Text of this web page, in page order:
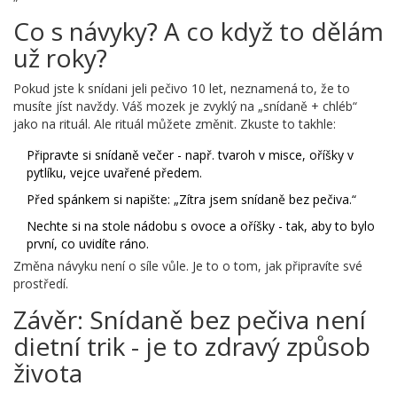
Co s návyky? A co když to dělám
už roky?
Pokud jste k snídani jeli pečivo 10 let, neznamená to, že to
musíte jíst navždy. Váš mozek je zvyklý na „snídaně + chléb“
jako na rituál. Ale rituál můžete změnit. Zkuste to takhle:
Připravte si snídaně večer - např. tvaroh v misce, oříšky v
pytlíku, vejce uvařené předem.
Před spánkem si napište: „Zítra jsem snídaně bez pečiva.“
Nechte si na stole nádobu s ovoce a oříšky - tak, aby to bylo
první, co uvidíte ráno.
Změna návyku není o síle vůle. Je to o tom, jak připravíte své
prostředí.
Závěr: Snídaně bez pečiva není
dietní trik - je to zdravý způsob
života